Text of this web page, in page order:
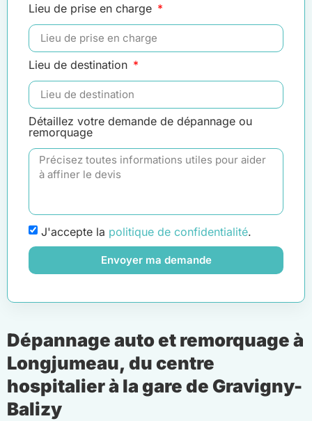
Lieu de prise en charge
Lieu de destination
Détaillez votre demande de dépannage ou
remorquage
J'accepte la politique de confidentialité.
Envoyer ma demande
Dépannage auto et remorquage à
Longjumeau, du centre
hospitalier à la gare de Gravigny-
Balizy